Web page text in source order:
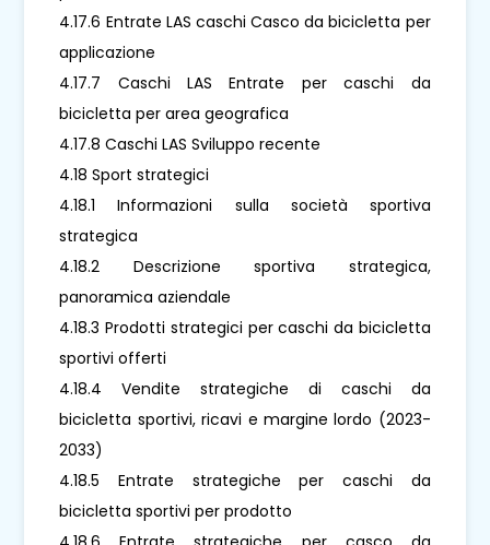
4.17.6 Entrate LAS caschi Casco da bicicletta per
applicazione
4.17.7 Caschi LAS Entrate per caschi da
bicicletta per area geografica
4.17.8 Caschi LAS Sviluppo recente
4.18 Sport strategici
4.18.1 Informazioni sulla società sportiva
strategica
4.18.2 Descrizione sportiva strategica,
panoramica aziendale
4.18.3 Prodotti strategici per caschi da bicicletta
sportivi offerti
4.18.4 Vendite strategiche di caschi da
bicicletta sportivi, ricavi e margine lordo (2023-
2033)
4.18.5 Entrate strategiche per caschi da
bicicletta sportivi per prodotto